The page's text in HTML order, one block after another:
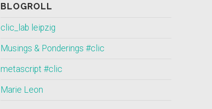
BLOGROLL
clic_lab leipzig
Musings & Ponderings #clic
metascript #clic
Marie Leon